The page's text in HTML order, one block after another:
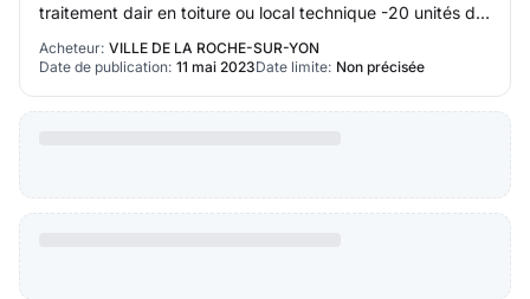
traitement dair en toiture ou local technique -20 unités de
Acheteur: VILLE DE LA ROCHE-SUR-YON
Date de publication: 11 mai 2023Date limite: Non précisée